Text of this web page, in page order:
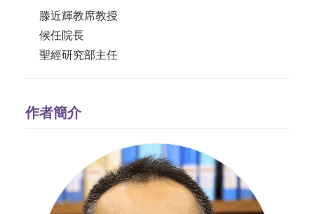
滕近輝教席教授
候任院長
聖經研究部主任
作者簡介